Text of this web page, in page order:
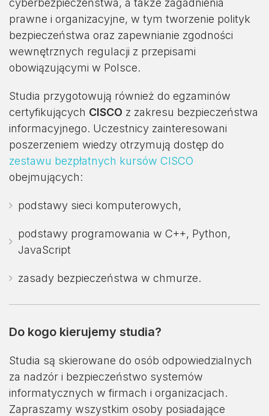
cyberbezpieczeństwa, a także zagadnienia
prawne i organizacyjne, w tym tworzenie polityk
bezpieczeństwa oraz zapewnianie zgodności
wewnętrznych regulacji z przepisami
obowiązującymi w Polsce.
Studia przygotowują również do egzaminów
certyfikujących CISCO z zakresu bezpieczeństwa
informacyjnego. Uczestnicy zainteresowani
poszerzeniem wiedzy otrzymują dostęp do
zestawu bezpłatnych kursów CISCO
obejmujących:
podstawy sieci komputerowych,
podstawy programowania w C++, Python,
JavaScript
zasady bezpieczeństwa w chmurze.
Do kogo kierujemy studia?
Studia są skierowane do osób odpowiedzialnych
za nadzór i bezpieczeństwo systemów
informatycznych w firmach i organizacjach.
Zapraszamy wszystkim osoby posiadające